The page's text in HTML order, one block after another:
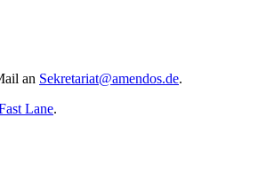
an Sekretariat@amendos.de.
Lane.